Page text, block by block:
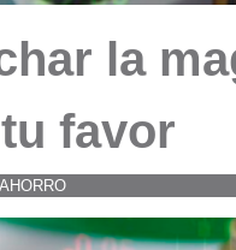
la
favor
AHORRO